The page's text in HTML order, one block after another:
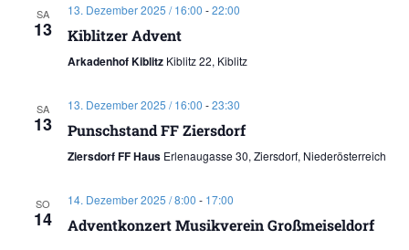
SA
13
13. Dezember 2025 / 16:00 -22:00
Kiblitzer Advent
Arkadenhof Kiblitz Kiblitz 22, Kiblitz
SA
13
13. Dezember 2025 / 16:00 -23:30
Punschstand FF Ziersdorf
Ziersdorf FF Haus Erlenaugasse 30, Ziersdorf, Niederösterreich
SO
14
14. Dezember 2025 / 8:00 - 17:00
Adventkonzert Musikverein Großmeiseldorf